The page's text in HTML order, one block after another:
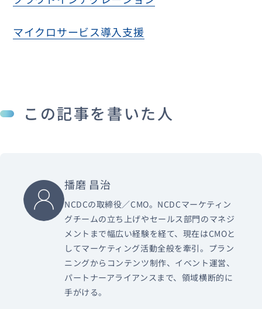
マイクロサービス導入支援
この記事を書いた人
播磨 昌治
NCDCの取締役／CMO。NCDCマーケティン
グチームの立ち上げやセールス部門のマネジ
メントまで幅広い経験を経て、現在はCMOと
してマーケティング活動全般を牽引。プラン
ニングからコンテンツ制作、イベント運営、
パートナーアライアンスまで、領域横断的に
手がける。